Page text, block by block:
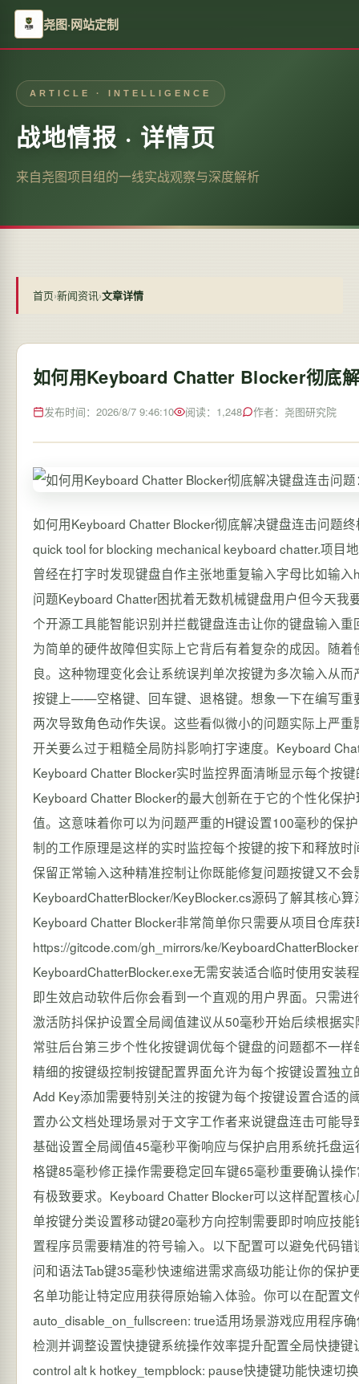
尧图·网站定制
ARTICLE · INTELLIGENCE
战地情报 · 详情页
来自尧图项目组的一线实战观察与深度解析
首页›新闻资讯›文章详情
如何用Keyboard Chatter Blocker彻底
发布时间：2026/8/7 9:46:10 阅读：1,248 作者：尧图研究院
如何用Keyboard Chatter Blocker彻底解决键盘连击问题
quick tool for blocking mechanical keyboard chatter.项目
曾经在打字时发现键盘自作主张地重复输入字母比如输
问题Keyboard Chatter困扰着无数机械键盘用户但今天
个开源工具能智能识别并拦截键盘连击让你的键盘输入
为简单的硬件故障但实际上它背后有着复杂的成因。随
良。这种物理变化会让系统误判单次按键为多次输入从
按键上——空格键、回车键、退格键。想象一下在编写重
两次导致角色动作失误。这些看似微小的问题实际上严
开关要么过于粗糙全局防抖影响打字速度。Keyboard
Keyboard Chatter Blocker实时监控界面清晰显示每个按
Keyboard Chatter Blocker的最大创新在于它的个性化保
值。这意味着你可以为问题严重的H键设置100毫秒的保
制的工作原理是这样的实时监控每个按键的按下和释放
保留正常输入这种精准控制让你既能修复问题按键又不
KeyboardChatterBlocker/KeyBlocker.cs源码了解其核心
Keyboard Chatter Blocker非常简单你只需要从项目仓库
https://gitcode.com/gh_mirrors/ke/
KeyboardChatterBlocker.exe无需安装适合临时使用安
即生效启动软件后你会看到一个直观的用户界面。只需
激活防抖保护设置全局阈值建议从50毫秒开始后续根据
常驻后台第三步个性化按键调优每个键盘的问题都不一
精细的按键级控制按键配置界面允许为每个按键设置独
Add Key添加需要特别关注的按键为每个按键设置合适
置办公文档处理场景对于文字工作者来说键盘连击可能
基础设置全局阈值45毫秒平衡响应与保护启用系统托盘
格键85毫秒修正操作需要稳定回车键65毫秒重要确认操
有极致要求。Keyboard Chatter Blocker可以这样配置核
单按键分类设置移动键20毫秒方向控制需要即时响应技
置程序员需要精准的符号输入。以下配置可以避免代码
问和语法Tab键35毫秒快速缩进需求高级功能让你的保
名单功能让特定应用获得原始输入体验。你可以在配置
auto_disable_on_fullscreen: true适用场景游戏应用程序
检测并调整设置快捷键系统操作效率提升配置全局快捷
control alt k hotkey_tempblock: pause快捷键功能快速切